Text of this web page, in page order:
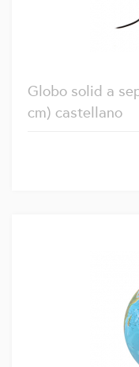
Globo solid a
cm) castellano